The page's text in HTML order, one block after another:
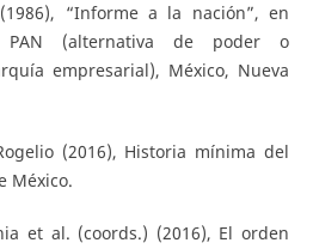
“Informe a la nación”, en
PAN (alternativa de poder o
empresarial), México, Nueva
(2016), Historia mínima del
México.
et al. (coords.) (2016), El orden